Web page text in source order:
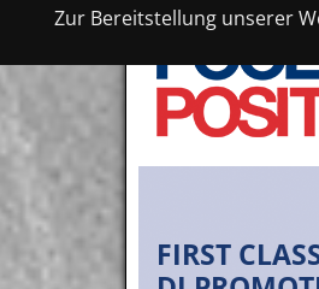
Zur Bereitstellung unserer
FIRST